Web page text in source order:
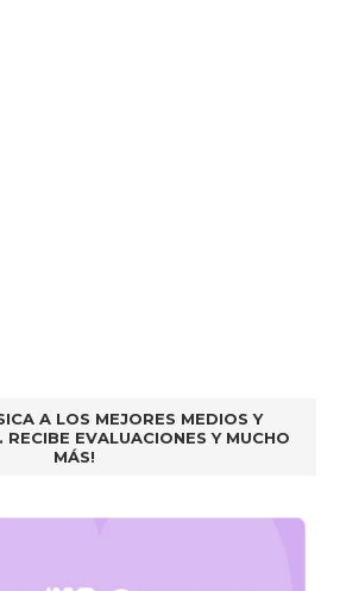
A LOS MEJORES MEDIOS Y
RECIBE EVALUACIONES Y MUCHO
MÁS!